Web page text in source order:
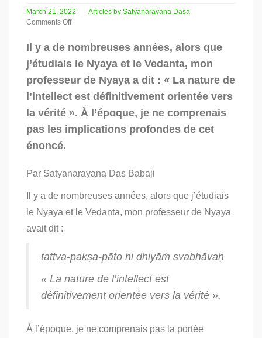
March 21, 2022
Articles by Satyanarayana Dasa
Comments Off
Sommes-
nous
biaisés
croire
Il y a de nombreuses années, alors que
j’étudiais le Nyaya et le Vedanta, mon
professeur de Nyaya a dit : « La nature de
l’intellect est définitivement orientée vers
la vérité ». À l’époque, je ne comprenais
pas les implications profondes de cet
énoncé.
Par Satyanarayana Das Babaji
Il y a de nombreuses années, alors que j’étudiais
le Nyaya et le Vedanta, mon professeur de Nyaya
avait dit :
tattva-pakṣa-pāto hi dhiyāṁ svabhāvaḥ
« La nature de l’intellect est
définitivement orientée vers la vérité ».
À l’époque, je ne comprenais pas la portée